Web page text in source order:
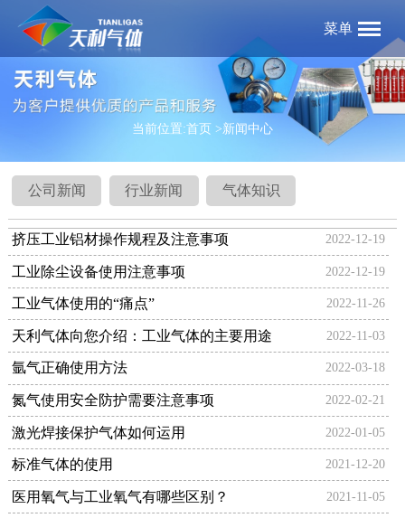
菜单
当前位置:首页 >新闻中心
公司新闻 行业新闻 气体知识
挤压工业铝材操作规程及注意事项 2022-12-19
工业除尘设备使用注意事项 2022-12-19
工业气体使用的“痛点” 2022-11-26
天利气体​向您介绍：工业气体的主要用途 2022-11-03
氩气正确使用方法 2022-03-18
氮气使用安全防护需要注意事项 2022-02-21
激光焊接保护气体如何运用 2022-01-05
标准气体的使用 2021-12-20
医用氧气与工业氧气有哪些区别？ 2021-11-05